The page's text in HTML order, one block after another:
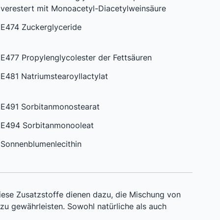
verestert mit Monoacetyl-Diacetylweinsäure
E474 Zuckerglyceride
E477 Propylenglycolester der Fettsäuren
E481 Natriumstearoyllactylat
E491 Sorbitanmonostearat
E494 Sorbitanmonooleat
Sonnenblumenlecithin
Zusatzstoffe dienen dazu, die Mischung von
gewährleisten. Sowohl natürliche als auch